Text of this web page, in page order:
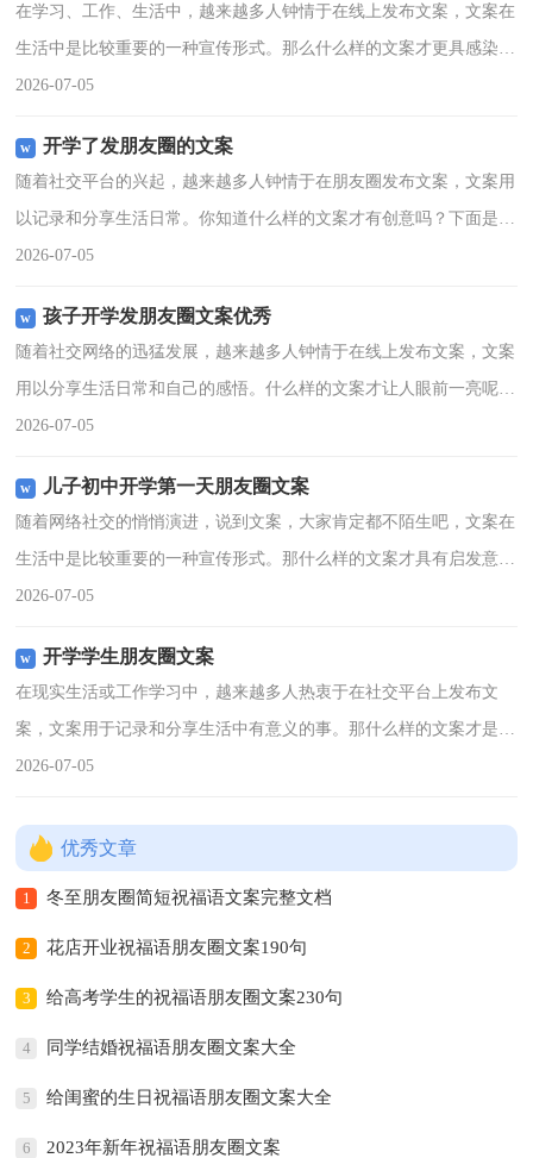
在学习、工作、生活中，越来越多人钟情于在线上发布文案，文案在
生活中是比较重要的一种宣传形式。那么什么样的文案才更具感染力
呢？下面是小编整理的开学第一天教师朋友圈文案，仅供参考，希望
2026-07-05
开学了发朋友圈的文案
随着社交平台的兴起，越来越多人钟情于在朋友圈发布文案，文案用
以记录和分享生活日常。你知道什么样的文案才有创意吗？下面是小
编为大家收集的开学了发朋友圈的文案，供大家参考借鉴，希望可以
2026-07-05
孩子开学发朋友圈文案优秀
随着社交网络的迅猛发展，越来越多人钟情于在线上发布文案，文案
用以分享生活日常和自己的感悟。什么样的文案才让人眼前一亮呢？
下面是小编整理的孩子开学发朋友圈文案优秀，仅供参考，欢迎大家
2026-07-05
儿子初中开学第一天朋友圈文案
随着网络社交的悄悄演进，说到文案，大家肯定都不陌生吧，文案在
生活中是比较重要的一种宣传形式。那什么样的文案才具有启发意义
呢？下面是小编整理的儿子初中开学第一天朋友圈文案，仅供参考，
2026-07-05
开学学生朋友圈文案
在现实生活或工作学习中，越来越多人热衷于在社交平台上发布文
案，文案用于记录和分享生活中有意义的事。那什么样的文案才是经
典的呢？以下是小编为大家整理的开学学生朋友圈文案，供大家参考
2026-07-05
优秀文章
1 冬至朋友圈简短祝福语文案完整文档
2 花店开业祝福语朋友圈文案190句
3 给高考学生的祝福语朋友圈文案230句
4 同学结婚祝福语朋友圈文案大全
5 给闺蜜的生日祝福语朋友圈文案大全
6 2023年新年祝福语朋友圈文案